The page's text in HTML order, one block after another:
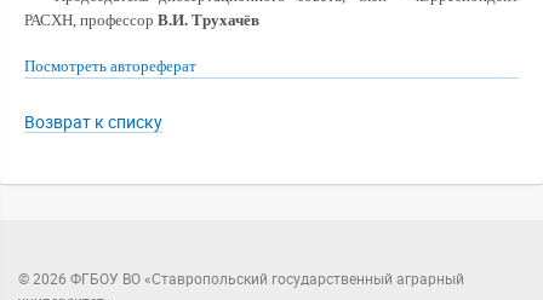
РАСХН, профессор В.И. Трухачёв
Посмотреть автореферат
Возврат к списку
© 2026 ФГБОУ ВО «Ставропольский государственный аграрный